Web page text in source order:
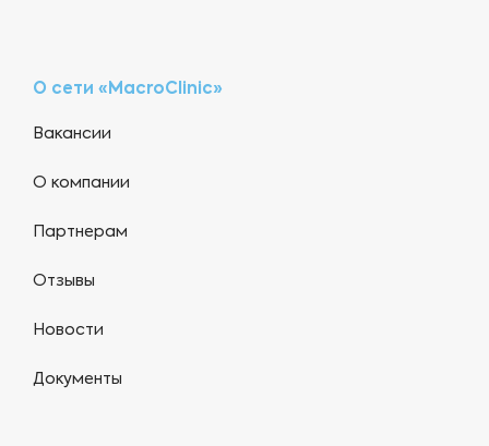
О сети «MacroClinic»
Вакансии
О компании
Партнерам
Отзывы
Новости
Документы